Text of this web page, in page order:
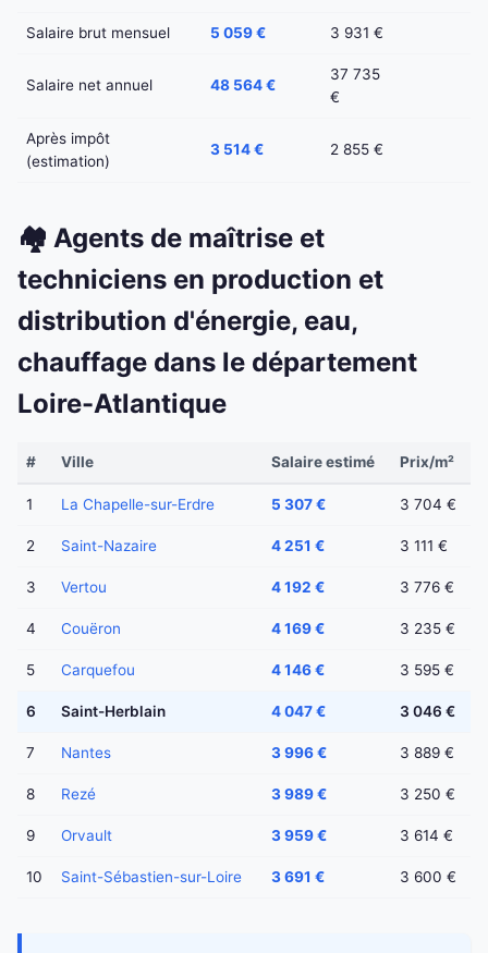
Salaire brut mensuel 5 059 € 3 931 €
Salaire net annuel 48 564 €
37 735
€
Après impôt
(estimation)
3 514 € 2 855 €
🏘️ Agents de maîtrise et
techniciens en production et
distribution d'énergie, eau,
chauffage dans le département
Loire-Atlantique
# Ville Salaire estimé Prix/m²
1 La Chapelle-sur-Erdre 5 307 € 3 704 €
2 Saint-Nazaire 4 251 € 3 111 €
3 Vertou 4 192 € 3 776 €
4 Couëron 4 169 € 3 235 €
5 Carquefou 4 146 € 3 595 €
6 Saint-Herblain 4 047 € 3 046 €
7 Nantes 3 996 € 3 889 €
8 Rezé 3 989 € 3 250 €
9 Orvault 3 959 € 3 614 €
10 Saint-Sébastien-sur-Loire 3 691 € 3 600 €